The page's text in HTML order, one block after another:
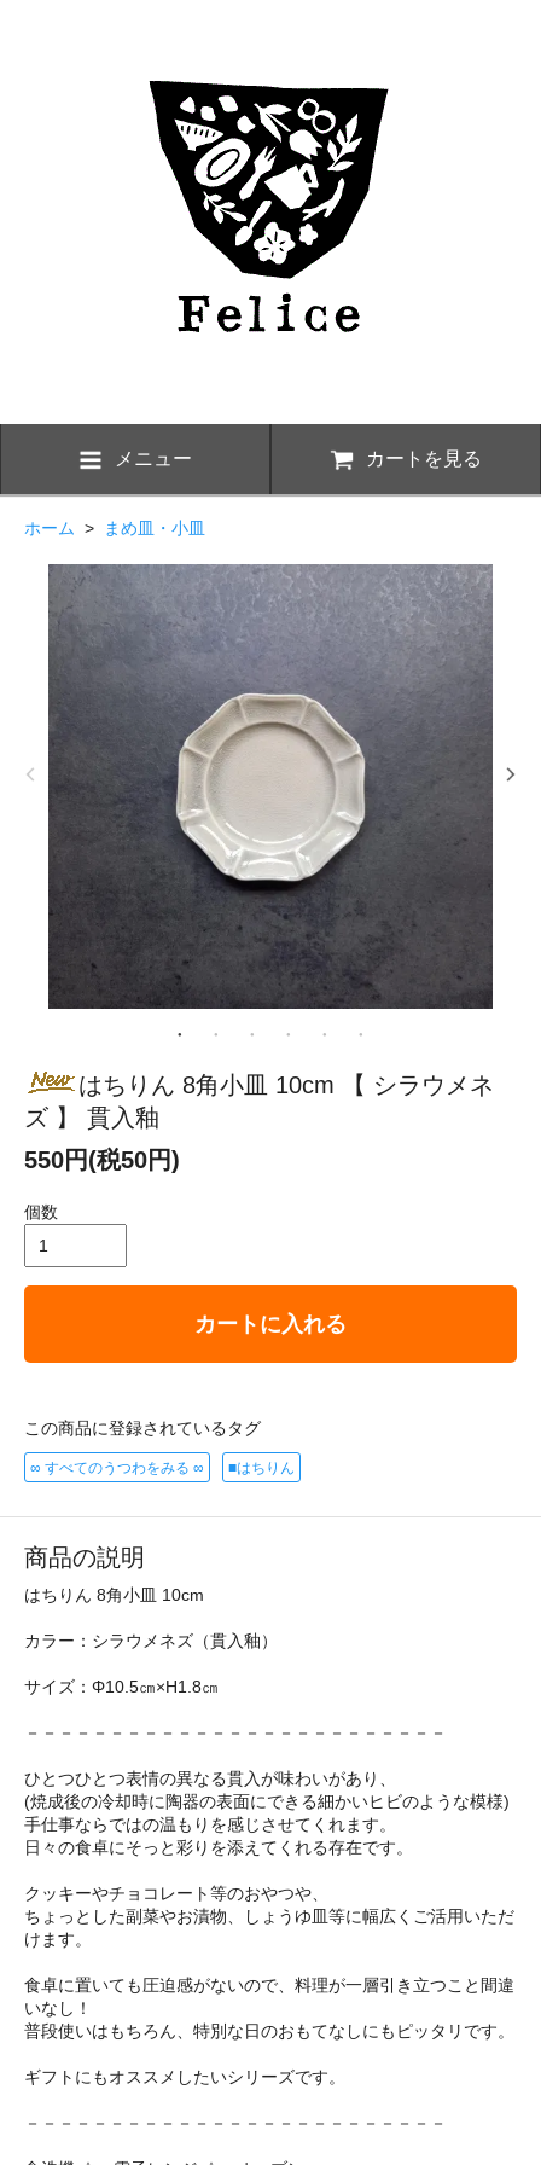
メニュー カートを見る
ホーム > まめ皿・小皿
はちりん 8角小皿 10cm 【 シラウメネ
ズ 】 貫入釉
550円(税50円)
個数
カートに入れる
この商品に登録されているタグ
∞ すべてのうつわをみる ∞ ■はちりん
商品の説明
はちりん 8角小皿 10cm
カラー：シラウメネズ（貫入釉）
サイズ：Φ10.5㎝×H1.8㎝
－－－－－－－－－－－－－－－－－－－－－－－－－
ひとつひとつ表情の異なる貫入が味わいがあり、
(焼成後の冷却時に陶器の表面にできる細かいヒビのような模様)
手仕事ならではの温もりを感じさせてくれます。
日々の食卓にそっと彩りを添えてくれる存在です。
クッキーやチョコレート等のおやつや、
ちょっとした副菜やお漬物、しょうゆ皿等に幅広くご活用いただ
けます。
食卓に置いても圧迫感がないので、料理が一層引き立つこと間違
いなし！
普段使いはもちろん、特別な日のおもてなしにもピッタリです。
ギフトにもオススメしたいシリーズです。
－－－－－－－－－－－－－－－－－－－－－－－－－